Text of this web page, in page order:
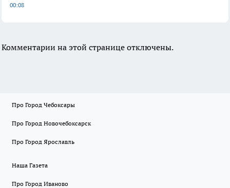
00:08
Комментарии на этой странице отключены.
Про Город Чебоксары
Про Город Новочебоксарск
Про Город Ярославль
Наша Газета
Про Город Иваново